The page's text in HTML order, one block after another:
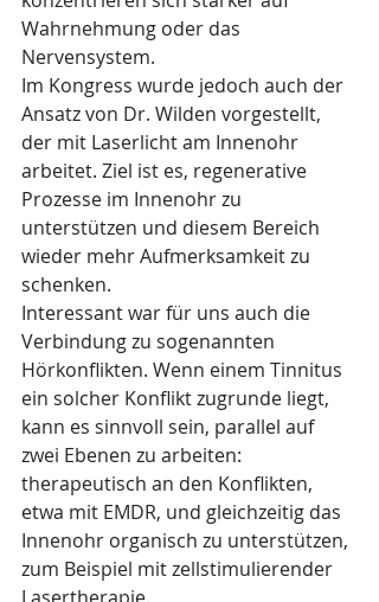
Wahrnehmung oder das
Nervensystem.
Im Kongress wurde jedoch auch der
Ansatz von Dr. Wilden vorgestellt,
der mit Laserlicht am Innenohr
arbeitet. Ziel ist es, regenerative
Prozesse im Innenohr zu
unterstützen und diesem Bereich
wieder mehr Aufmerksamkeit zu
schenken.
Interessant war für uns auch die
Verbindung zu sogenannten
Hörkonflikten. Wenn einem Tinnitus
ein solcher Konflikt zugrunde liegt,
kann es sinnvoll sein, parallel auf
zwei Ebenen zu arbeiten:
therapeutisch an den Konflikten,
etwa mit EMDR, und gleichzeitig das
Innenohr organisch zu unterstützen,
zum Beispiel mit zellstimulierender